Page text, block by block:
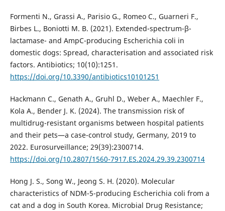
Formenti N., Grassi A., Parisio G., Romeo C., Guarneri F.,
Birbes L., Boniotti M. B. (2021). Extended-spectrum-β-
lactamase- and AmpC-producing Escherichia coli in
domestic dogs: Spread, characterisation and associated risk
factors. Antibiotics; 10(10):1251.
https://doi.org/10.3390/antibiotics10101251
Hackmann C., Genath A., Gruhl D., Weber A., Maechler F.,
Kola A., Bender J. K. (2024). The transmission risk of
multidrug-resistant organisms between hospital patients
and their pets—a case-control study, Germany, 2019 to
2022. Eurosurveillance; 29(39):2300714.
https://doi.org/10.2807/1560-7917.ES.2024.29.39.2300714
Hong J. S., Song W., Jeong S. H. (2020). Molecular
characteristics of NDM-5-producing Escherichia coli from a
cat and a dog in South Korea. Microbial Drug Resistance;